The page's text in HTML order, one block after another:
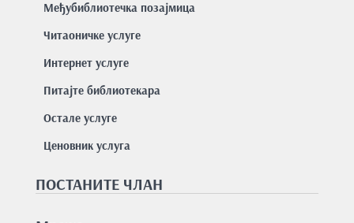
Међубиблиотечка позајмица
Читаоничке услуге
Интернет услуге
Питајте библиотекара
Остале услуге
Ценовник услуга
ПОСТАНИТЕ ЧЛАН